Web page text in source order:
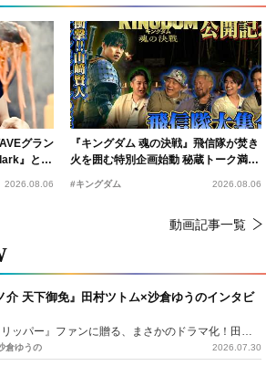
グラン
』と同
2026.08.06
『キングダム 魂の決戦』飛信隊が焚き
火を囲む特別企画始動 秘蔵トーク満載
の“キングダムキャンプ”開催
#キングダム 2026.08.06
動画記事一覧
介 天下御免』田村ツトム×沙倉ゆうのインタビ
『侍タイムスリッパー』ファンに贈る、まさかのドラマ化！田村ツトム×沙倉ゆうのが語る『心配無用ノ介』撮影秘話
倉ゆうの 2026.07.30